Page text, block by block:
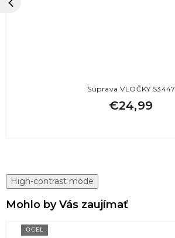
Súprava VLOČKY S3447
€24,99
High-contrast mode
Mohlo by Vás zaujímať
OCEĽ